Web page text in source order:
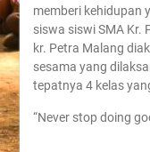
memberi kehidupan
siswa siswi SMA Kr.
kr. Petra Malang
sesama yang
tepatnya 4 kelas
“Never stop doing